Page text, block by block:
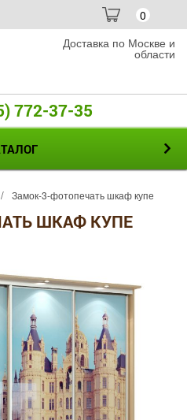
0
Доставка по Москве и
области
772-37-35
Замок-3-фотопечать шкаф купе
ШКАФ КУПЕ